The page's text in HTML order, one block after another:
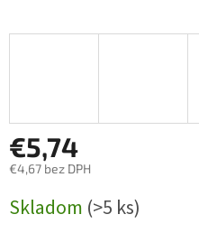
€5,74
€4,67 bez DPH
cena:
Skladom (>5 ks)